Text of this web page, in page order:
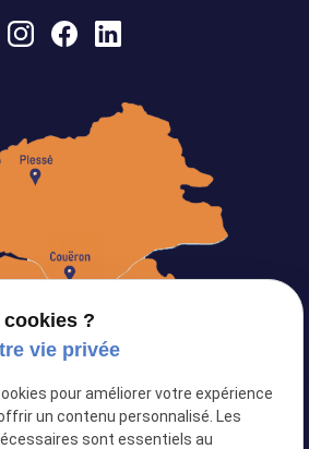
: 82103434500024
cookies ?
vie privée
pour améliorer votre expérience
un contenu personnalisé. Les
sont essentiels au